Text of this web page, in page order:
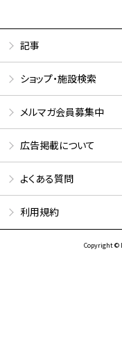
記事
ショップ・施設検索
メルマガ会員募集中
広告掲載について
よくある質問
利用規約
Copyright ©